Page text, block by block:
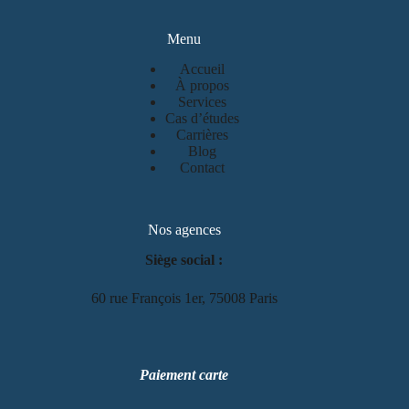
Menu
Accueil
À propos
Services
Cas d’études
Carrières
Blog
Contact
Nos agences
Siège social :
60 rue François 1er, 75008 Paris
Paiement carte